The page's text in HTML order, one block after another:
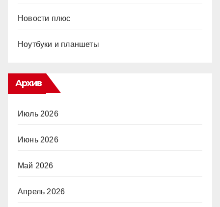
Новости плюс
Ноутбуки и планшеты
Архив
Июль 2026
Июнь 2026
Май 2026
Апрель 2026